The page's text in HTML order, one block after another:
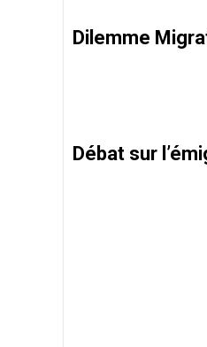
Dilemme
Débat sur